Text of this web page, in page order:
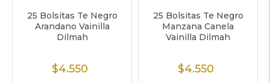
25 Bolsitas Te Negro
Arandano Vainilla
Dilmah
Precio
$4.550
25 Bolsitas Te Negro
Manzana Canela
Vainilla Dilmah
Precio
$4.550